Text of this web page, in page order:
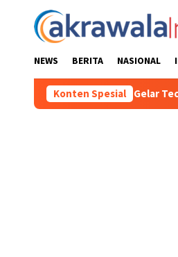
NEWS BERITA NASIONAL
Konten Spesial
Gelar Technical Meeting Pekan